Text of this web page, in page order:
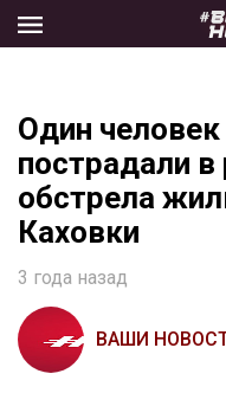
the
Один человек
пострадали в
обстрела
Каховки
3 года назад
ВАШИ